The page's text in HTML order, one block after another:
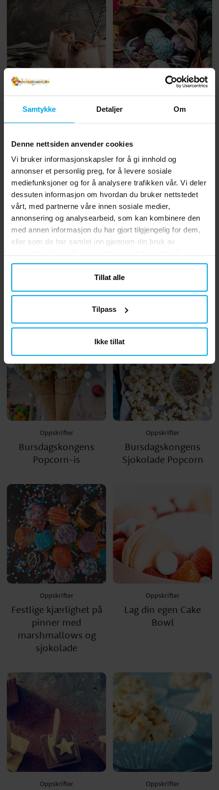
Samtykke Detaljer Om
Denne nettsiden anvender cookies
Vi bruker informasjonskapsler for å gi innhold og
annonser et personlig preg, for å levere sosiale
mediefunksjoner og for å analysere trafikken vår. Vi deler
dessuten informasjon om hvordan du bruker nettstedet
vårt, med partnerne våre innen sosiale medier,
annonsering og analysearbeid, som kan kombinere den
med annen informasjon du har gjort tilgjengelig for dem,
eller som de har samlet inn gjennom din bruk av
helst.
Tillat alle
Tilpass
Ikke tillat
Oppskrifter
Frozen Hot Chocolate
Oppskrifter
Julete cakepops med
Hvit Kakao Unicorn
Style
snømannsuppe
Oppskrifter
Bursdagskongens
Popcorn-is
Oppskrifter
Bursdagskongens
Sjokolade Popcorn
Oppskrifter
Festlige kjærlighet på
pinner med
marshmallows og
sjokolade
Oppskrifter
Lag din egen Cake
Bowl
Oppskrifter Oppskrifter